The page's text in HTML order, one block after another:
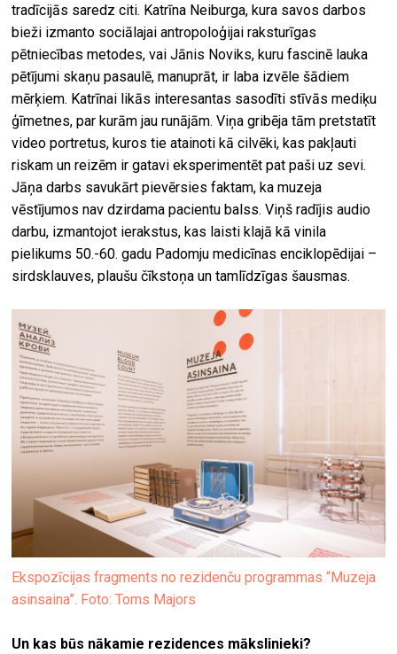
tradīcijās saredz citi. Katrīna Neiburga, kura savos darbos
bieži izmanto sociālajai antropoloģijai raksturīgas
pētniecības metodes, vai Jānis Noviks, kuru fascinē lauka
pētījumi skaņu pasaulē, manuprāt, ir laba izvēle šādiem
mērķiem. Katrīnai likās interesantas sasodīti stīvās mediķu
ģīmetnes, par kurām jau runājām. Viņa gribēja tām pretstatīt
video portretus, kuros tie atainoti kā cilvēki, kas pakļauti
riskam un reizēm ir gatavi eksperimentēt pat paši uz sevi.
Jāņa darbs savukārt pievērsies faktam, ka muzeja
vēstījumos nav dzirdama pacientu balss. Viņš radījis audio
darbu, izmantojot ierakstus, kas laisti klajā kā vinila
pielikums 50.-60. gadu Padomju medicīnas enciklopēdijai –
sirdsklauves, plaušu čīkstoņa un tamlīdzīgas šausmas.
Ekspozīcijas fragments no rezidenču programmas “Muzeja
asinsaina”. Foto: Toms Majors
Un kas būs nākamie rezidences mākslinieki?